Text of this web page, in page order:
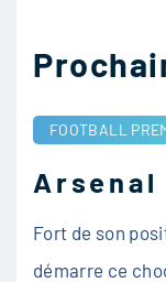
FOOTBALL
Arsenal
Fort de son
démarre ce